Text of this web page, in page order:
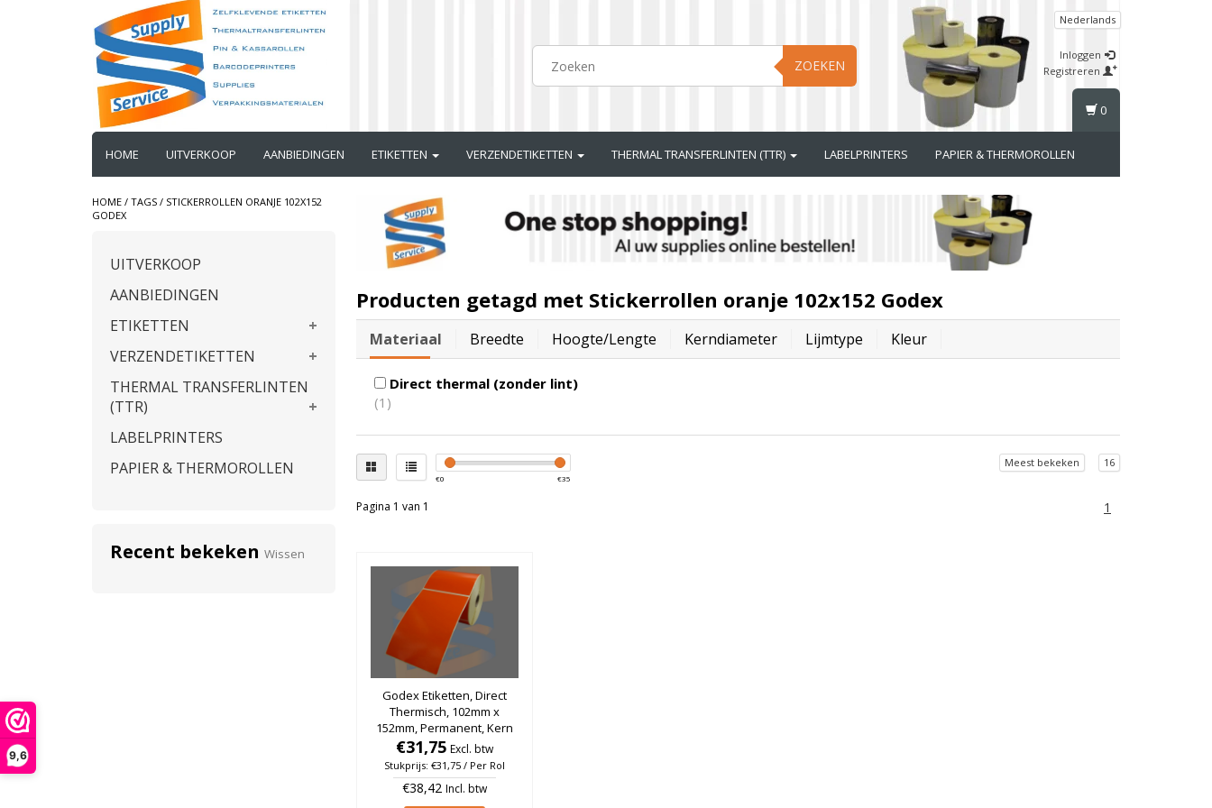
9,6
ZOEKEN
Nederlands
Inloggen
Registreren
HOME UITVERKOOP AANBIEDINGEN ETIKETTEN VERZENDETIKETTEN THERMAL TRANSFERLINTEN (TTR) LABELPRINTERS PAPIER & THERMOROLLEN
0
HOME / TAGS / STICKERROLLEN ORANJE 102X152
GODEX
UITVERKOOP
AANBIEDINGEN
ETIKETTEN
VERZENDETIKETTEN
THERMAL TRANSFERLINTEN
(TTR)
LABELPRINTERS
PAPIER & THERMOROLLEN
Recent bekeken Wissen
Producten getagd met Stickerrollen oranje 102x152 Godex
Materiaal Breedte Hoogte/lengte Kerndiameter Lijmtype Kleur
Direct thermal (zonder lint)
(1)
€0 €35
Meest bekeken 16
Pagina 1 van 1 1
Godex Etiketten, Direct
Thermisch, 102mm x
152mm, Permanent, Kern
25mm, Oranje, rol à 475
stuks
€31,75 Excl. btw
Stukprijs: €31,75 / Per Rol
€38,42 Incl. btw